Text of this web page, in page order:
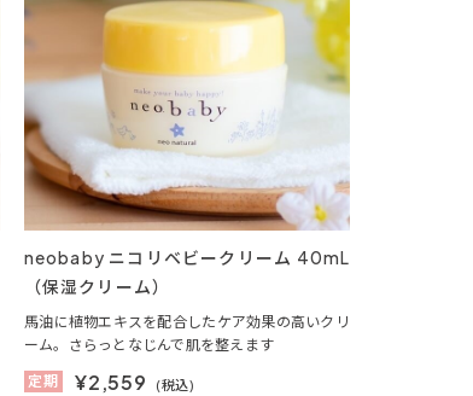
neobaby ニコリベビークリーム 40mL
（保湿クリーム）
馬油に植物エキスを配合したケア効果の高いクリ
ーム。さらっとなじんで肌を整えます
定期
¥2,559 (税込)